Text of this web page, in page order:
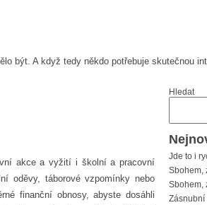
být. A když tedy někdo potřebuje skutečnou
akce a vyžití i školní a pracovní
oděvy, táborové vzpomínky nebo
finanční obnosy, abyste dosáhli
Hledat
Jde to i
Sbohem,
Sbohem,
Zásnubní